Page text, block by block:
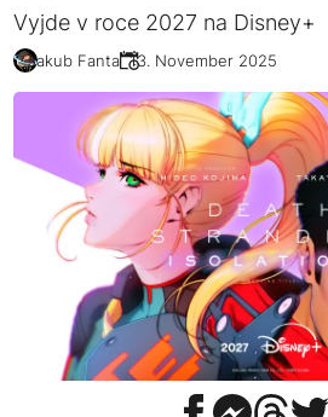
Vyjde v roce 2027 na Disney+
Jakub Fanta 13. November 2025